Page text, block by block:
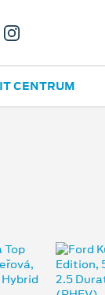
CENTRUM